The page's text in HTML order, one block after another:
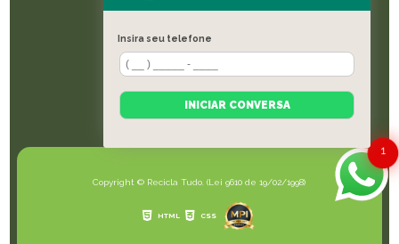
LICENÇAS
BLOG
CONTATO
CATEGORIAS
MAPA DO SITE
Copyright © Recicla Tudo. (Lei 9610 de 19/02/1998)
HTML CSS
1
Insira seu telefone
INICIAR CONVERSA